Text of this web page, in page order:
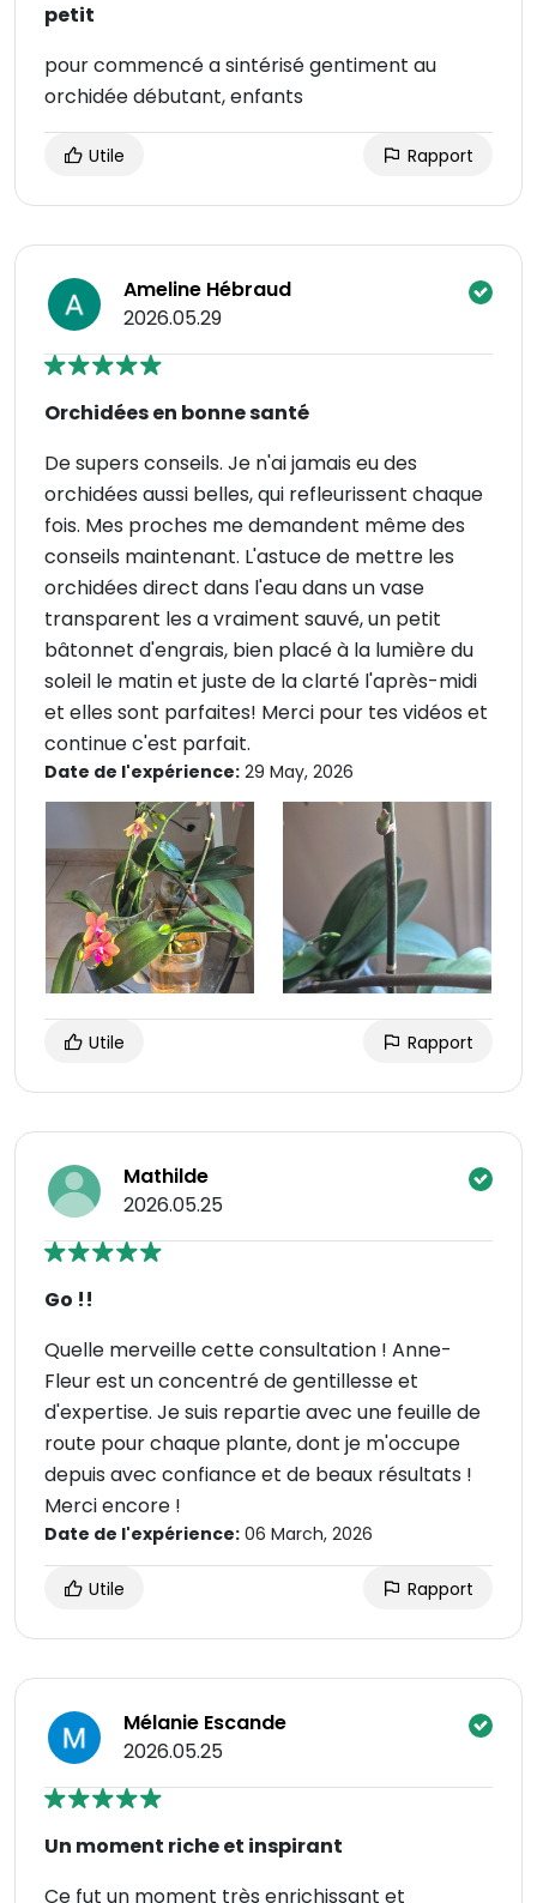
petit
pour commencé a sintérisé gentiment au
orchidée débutant, enfants
Utile Rapport
Ameline Hébraud
2026.05.29
Orchidées en bonne santé
De supers conseils. Je n'ai jamais eu des
orchidées aussi belles, qui refleurissent chaque
fois. Mes proches me demandent même des
conseils maintenant. L'astuce de mettre les
orchidées direct dans l'eau dans un vase
transparent les a vraiment sauvé, un petit
bâtonnet d'engrais, bien placé à la lumière du
soleil le matin et juste de la clarté l'après-midi
et elles sont parfaites! Merci pour tes vidéos et
continue c'est parfait.
Date de l'expérience: 29 May, 2026
Utile Rapport
Mathilde
2026.05.25
Go !!
Quelle merveille cette consultation ! Anne-
Fleur est un concentré de gentillesse et
d'expertise. Je suis repartie avec une feuille de
route pour chaque plante, dont je m'occupe
depuis avec confiance et de beaux résultats !
Merci encore !
Date de l'expérience: 06 March, 2026
Utile Rapport
Mélanie Escande
2026.05.25
Un moment riche et inspirant
Ce fut un moment très enrichissant et